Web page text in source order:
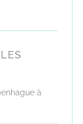
à